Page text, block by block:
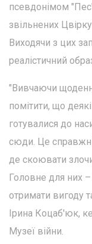
псевдонімом
звільнених
Виходячи з цих
реалістичний
"Вивчаючи
помітити, що
готувалися до
сюди. Це
де скоювати
Головне для них
отримати вигоду
Ірина Коцаб'юк,
Музеї війни.